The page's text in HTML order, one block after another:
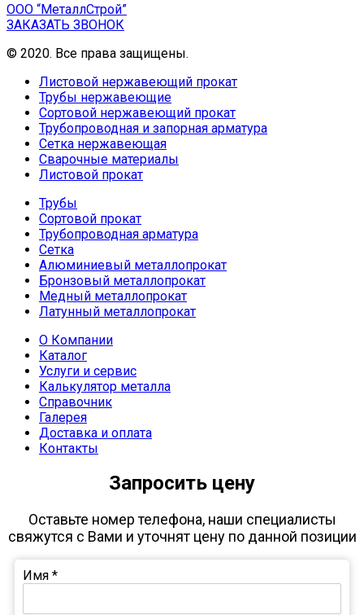
ООО “МеталлСтрой”
ЗАКАЗАТЬ ЗВОНОК
© 2020. Все права защищены.
Листовой нержавеющий прокат
Трубы нержавеющие
Сортовой нержавеющий прокат
Трубопроводная и запорная арматура
Сетка нержавеющая
Сварочные материалы
Листовой прокат
Трубы
Сортовой прокат
Трубопроводная арматура
Сетка
Алюминиевый металлопрокат
Бронзовый металлопрокат
Медный металлопрокат
Латунный металлопрокат
О Компании
Каталог
Услуги и сервис
Калькулятор металла
Справочник
Галерея
Доставка и оплата
Контакты
Запросить цену
Оставьте номер телефона, наши специалисты
свяжутся с Вами и уточнят цену по данной позиции
Имя *